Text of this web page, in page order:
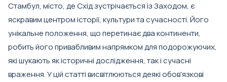
Стамбул, місто, де Схід зустрічається із Заходом, є
яскравим центром історії, культури та сучасності. Його
унікальне положення, що перетинає два континенти,
робить його привабливим напрямком для подорожуючих,
які шукають як історичні дослідження, так і сучасні
враження. У цій статті висвітлюються деякі обов'язкові